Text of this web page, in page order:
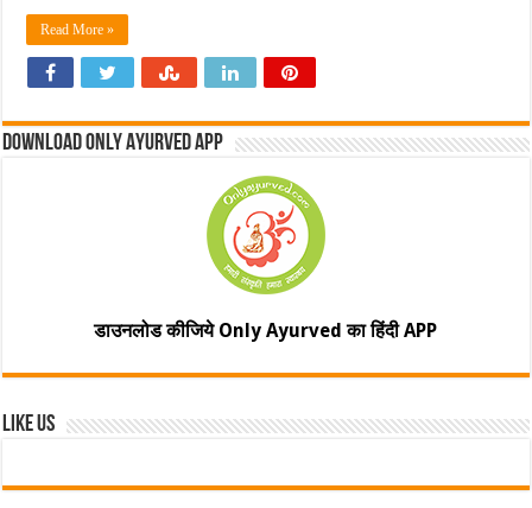
Read More »
Download Only Ayurved App
डाउनलोड कीजिये Only Ayurved का हिंदी APP
Like Us